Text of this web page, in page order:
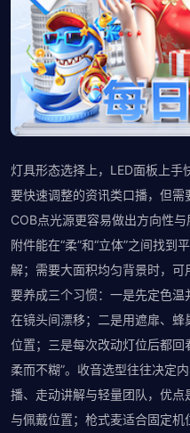
灯具形态选择上，LED面板上手
要快速调整的资讯类口播，但需
COB点光源更容易做出方向性
附件能在“柔”和“立体”之间找到
解；需要大面积均匀背景时，
要养成三个习惯：一是先定色
在镜头间漂移；二是用遮扉、
位置；三是每次改动灯位后都回
柔而不糊”。收音选型往往决定
播、走动讲解与轻量团队，优
与佩戴位置；枪式麦适合固定机